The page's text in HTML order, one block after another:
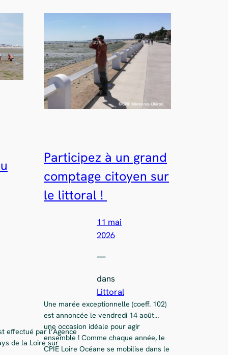
effectué par l’Agence
de la Loire sur
Participez à un grand
comptage citoyen sur
le littoral !
11 mai
2026
—
dans
Littoral
Une marée exceptionnelle (coeff. 102)
est annoncée le vendredi 14 août…
une occasion idéale pour agir
ensemble ! Comme chaque année, le
CPIE Loire Océane se mobilise dans le